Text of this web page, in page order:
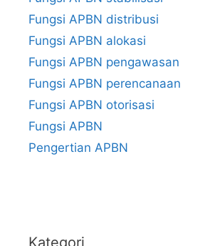
Fungsi APBN distribusi
Fungsi APBN alokasi
Fungsi APBN pengawasan
Fungsi APBN perencanaan
Fungsi APBN otorisasi
Fungsi APBN
Pengertian APBN
Kategori